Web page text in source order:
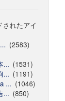
れたアイ
(2583)
... (1531)
... (1191)
... (1046)
... (850)